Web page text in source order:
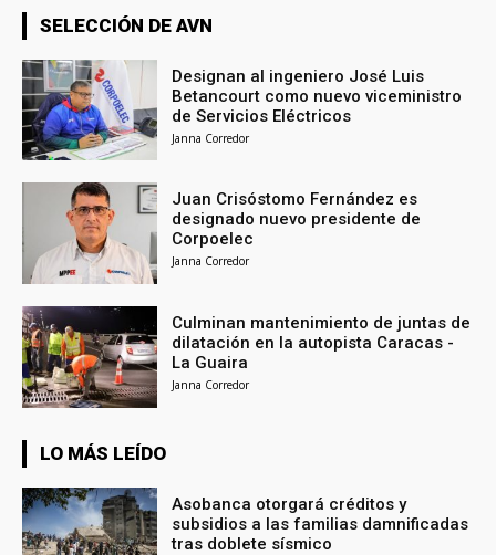
SELECCIÓN DE AVN
Designan al ingeniero José Luis
Betancourt como nuevo viceministro
de Servicios Eléctricos
Janna Corredor
Juan Crisóstomo Fernández es
designado nuevo presidente de
Corpoelec
Janna Corredor
Culminan mantenimiento de juntas de
dilatación en la autopista Caracas -
La Guaira
Janna Corredor
LO MÁS LEÍDO
Asobanca otorgará créditos y
subsidios a las familias damnificadas
tras doblete sísmico